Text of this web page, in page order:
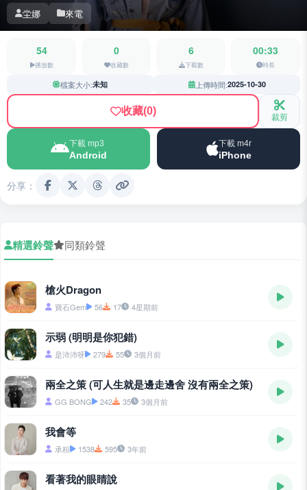
坣娜 來電
54
播放數
0
收藏數
6
下載數
00:33
時長
檔案大小:未知 上傳時間:2025-10-30
收藏(0) 裁剪
下載 mp3
Android
下載 m4r
iPhone
分享：
精選鈴聲 同類鈴聲
槍火Dragon
寶石Gem 56 17 4星期前
示弱 (明明是你犯錯)
是沛沛呀 279 55 3個月前
兩全之策 (可人生就是邊走邊舍 沒有兩全之策)
GG BONG 242 35 3個月前
我會等
承桓 1538 595 3年前
看著我的眼睛說